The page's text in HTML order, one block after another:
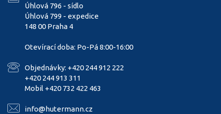
Úhlová 796 - sídlo
Úhlová 799 - expedice
148 00 Praha 4
Otevírací doba: Po-Pá 8:00-16:00
Objednávky: +420 244 912 222
+420 244 913 311
Mobil +420 732 422 463
info@hutermann.cz